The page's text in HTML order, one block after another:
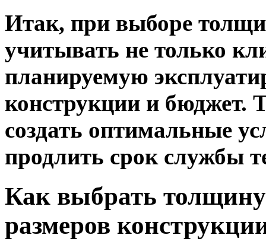
Итак, при выборе
учитывать не только
планируемую
конструкции и бюджет.
создать оптимальные
продлить срок службы
Как выбрать толщину
размеров